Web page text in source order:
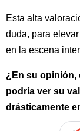
Esta alta
duda, para
en la escena
¿En su opinión,
podría ver su
drásticamente